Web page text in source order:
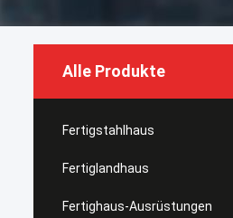
Alle Produkte
Fertigstahlhaus
Fertiglandhaus
Fertighaus-Ausrüstungen